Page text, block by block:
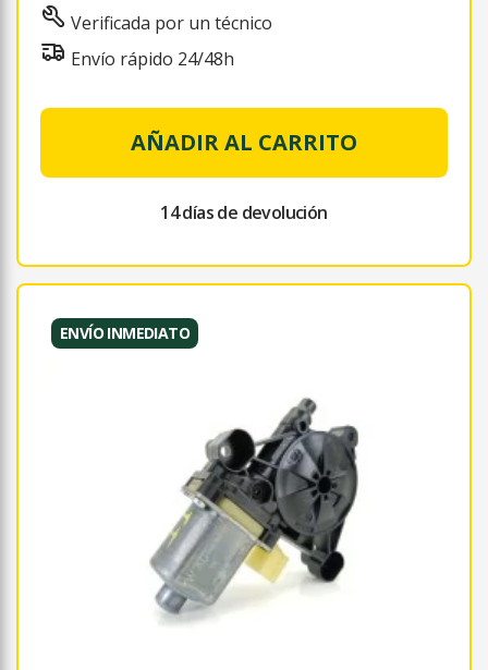
Verificada por un técnico
Envío rápido 24/48h
AÑADIR AL CARRITO
14 días de devolución
ENVÍO INMEDIATO